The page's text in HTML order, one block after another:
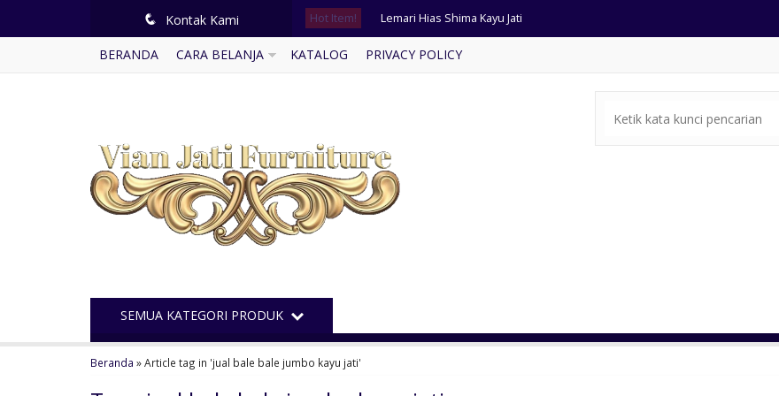
q Kontak Kami Hot Item! Lemari Hias Shima Kayu Jati
Sofa Tamu Sudut Ukir Kayu Jati
Kursi Makan Busa Sandaran Rotan
Sofa Mewah Ukiran Jepara
BERANDA CARA BELANJA KATALOG PRIVACY POLICY
SEMUA KATEGORI PRODUK
Beranda »Article tag in 'jual bale bale jumbo kayu jati'